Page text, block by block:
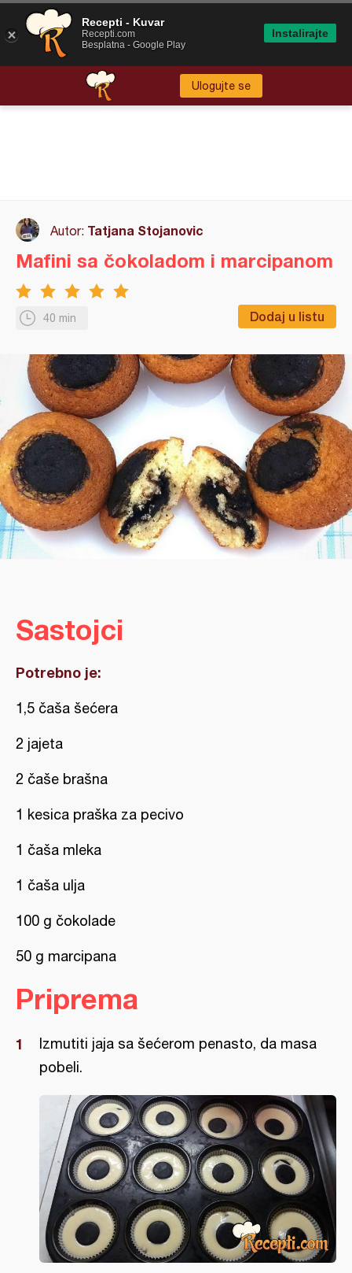
Ulogujte se
Autor: Tatjana Stojanovic
40 min Dodaj u listu
Mafini sa čokoladom i marcipanom
Sastojci
Potrebno je:
1,5 čaša šećera
2 jajeta
2 čaše brašna
1 kesica praška za pecivo
1 čaša mleka
1 čaša ulja
100 g čokolade
50 g marcipana
Priprema
Izmutiti jaja sa šećerom penasto, da masa
pobeli.
Recepti - Kuvar
Recepti.com
Besplatna - Google Play
Instalirajte